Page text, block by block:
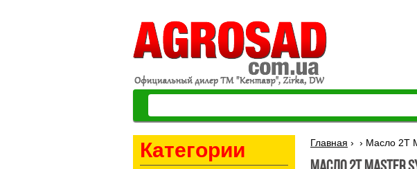
Главная › › Масло 2T
Категории